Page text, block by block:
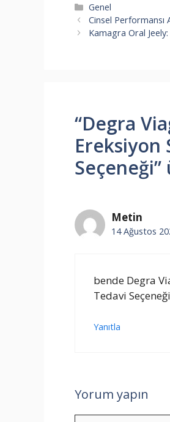
Kategoriler
Genel
Cinsel Performansı
Kamagra Oral
“Degra
Ereksiyon
Metin
14 Ağustos
bende Degra
Tedavi
Yanıtla
Yorum yapın